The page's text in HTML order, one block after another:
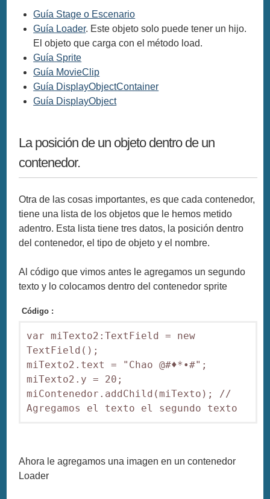
Guía Stage o Escenario
Guía Loader. Este objeto solo puede tener un hijo.
El objeto que carga con el método load.
Guía Sprite
Guía MovieClip
Guía DisplayObjectContainer
Guía DisplayObject
La posición de un objeto dentro de un
contenedor.
Otra de las cosas importantes, es que cada contenedor,
tiene una lista de los objetos que le hemos metido
adentro. Esta lista tiene tres datos, la posición dentro
del contenedor, el tipo de objeto y el nombre.
Al código que vimos antes le agregamos un segundo
texto y lo colocamos dentro del contenedor sprite
Código :
var miTexto2:TextField = new
TextField();
miTexto2.text = "Chao @#♦*•#";
miTexto2.y = 20;
miContenedor.addChild(miTexto); //
Ahora le agregamos una imagen en un contenedor
Loader